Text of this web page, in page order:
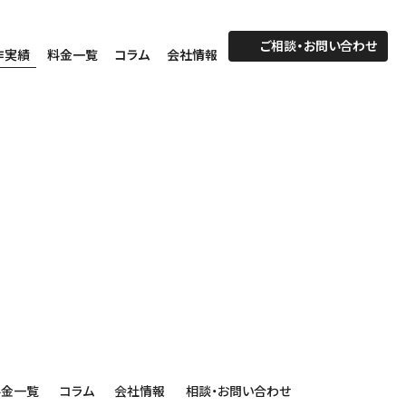
実績 料金一覧 コラム 会社情報 ご相談・お問い合わせ
一覧 コラム 会社情報 相談・お問い合わせ